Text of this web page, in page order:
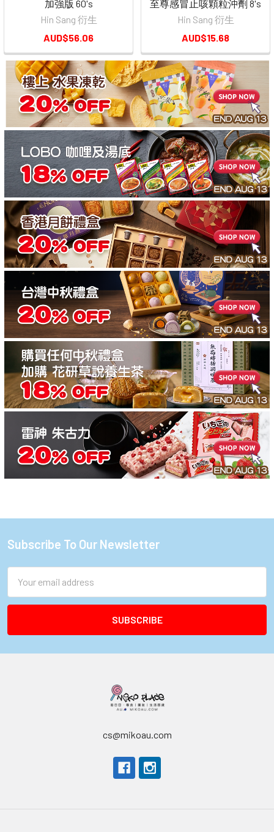
加強版 60's
Hin Sang 衍生
AUD$56.06
至尊感冒止咳顆粒沖劑 8's
Hin Sang 衍生
AUD$15.68
Footer
Subscribe To Our Newsletter
Address
cs@mikoau.com